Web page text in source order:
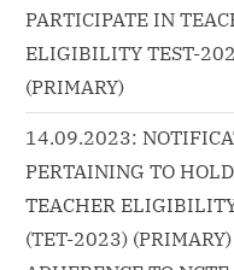
“दिल बेचारा Dil
Lyrics – A R
span> »</a></p>
PARTICIPATE IN
ELIGIBILITY TEST-
(PRIMARY)
14.09.2023:
PERTAINING TO
TEACHER
(TET-2023)